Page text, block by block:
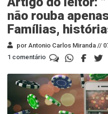
não rouba
Famílias,
por Antonio Carlos Miranda //
1 comentário